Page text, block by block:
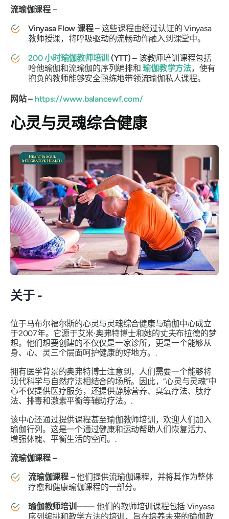
流瑜伽课程 –
Vinyasa Flow 课程 – 这些课程由经过认证的 Vinyasa
教师授课，将呼吸驱动的流畅动作融入到课堂中。
200 小时瑜伽教师培训 (YTT) – 该教师培训课程包括
哈他瑜伽和流瑜伽的序列编排和瑜伽教学方法，使有
抱负的教师能够安全熟练地带领流瑜伽私人课程。
网站 – https://www.balancewf.com/
心灵与灵魂综合健康
关于 -
位于马布尔福尔斯的心灵与灵魂综合健康与瑜伽中心成立
于2007年。它源于艾米·奥弗特博士和她的丈夫布拉德的梦
想。他们想要创建的不仅仅是一家诊所，更是一个能够从
身、心、灵三个层面呵护健康的好地方。.
拥有医学背景的奥弗特博士注意到，人们需要一个能够将
现代科学与自然疗法相结合的场所。因此，“心灵与灵魂”中
心不仅提供医疗服务，还提供静脉营养、臭氧疗法、肽疗
法、排毒和激素平衡等辅助疗法。.
该中心还通过提供课程甚至瑜伽教师培训，欢迎人们加入
瑜伽行列。这是一个通过健康和运动帮助人们恢复活力、
增强体魄、平衡生活的空间。.
流瑜伽课程 –
流瑜伽课程 –他们提供流瑜伽课程，并将其作为整体
疗愈和健康瑜伽课程的一部分。
瑜伽教师培训—— 他们的教师培训课程包括 Vinyasa
序列编排和教学方法的培训，旨在培养未来的瑜伽教